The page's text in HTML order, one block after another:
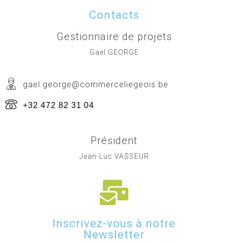
Contacts
Gestionnaire de projets
Gaël GEORGE
gael.george@commerceliegeois.be
+32 472 82 31 04
Président
Jean-Luc VASSEUR
Inscrivez-vous à notre
Newsletter